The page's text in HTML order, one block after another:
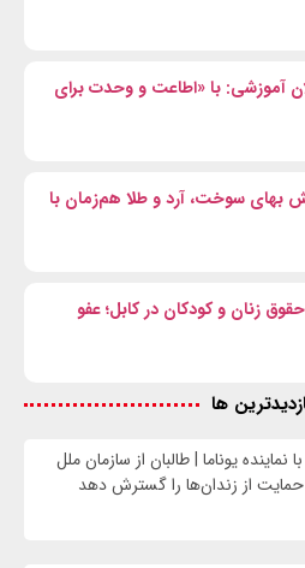
آموزشی: با «اطاعت و وحدت برای
بهای سوخت، آرد و طلا هم‌زمان با
حقوق زنان و کودکان در کابل؛ عفو
ها
نماینده یوناما | طالبان از سازمان ملل
از زندان‌ها را گسترش دهد